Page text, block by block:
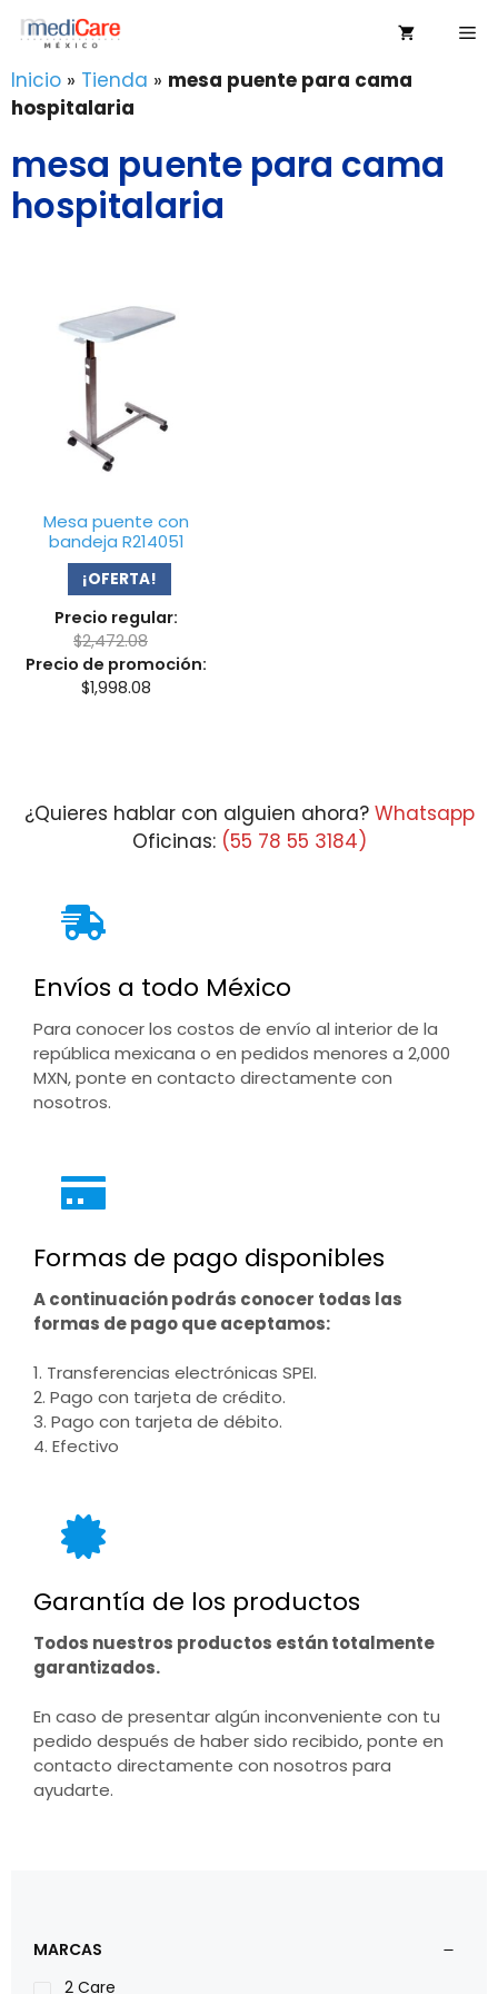
Saltar
contenido
Inicio » Tienda » mesa puente para cama
hospitalaria
mesa puente para cama
hospitalaria
Mesa puente con
bandeja R214051
¡OFERTA!
Precio regular:
$2,472.08
Precio de promoción:
$1,998.08
¿Quieres hablar con alguien ahora? Whatsapp
Oficinas: (55 78 55 3184)
Envíos a todo México
Para conocer los costos de envío al interior de la
república mexicana o en pedidos menores a 2,000
MXN, ponte en contacto directamente con
nosotros.
Formas de pago disponibles
A continuación podrás conocer todas las
formas de pago que aceptamos:
1. Transferencias electrónicas SPEI.
2. Pago con tarjeta de crédito.
3. Pago con tarjeta de débito.
4. Efectivo
Garantía de los productos
Todos nuestros productos están totalmente
garantizados.
En caso de presentar algún inconveniente con tu
pedido después de haber sido recibido, ponte en
contacto directamente con nosotros para
ayudarte.
MARCAS
2 Care